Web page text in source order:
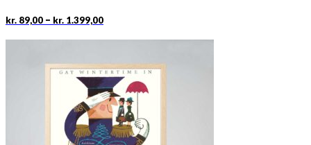
kr. 89,00 – kr. 1.399,00Prisinterval:
til
Dette
varianter.
Mulighederne
kan
vælges
på
varesiden